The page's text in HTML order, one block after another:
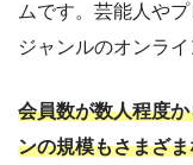
ムです。芸能人や
ジャンルのオンラ
会員数が数人程度
ンの規模もさまざ